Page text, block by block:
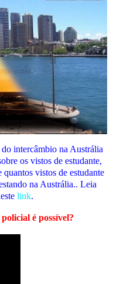
intercâmbio na Austrália
os vistos de estudante,
vistos de estudante
na Austrália.. Leia
link.
é possível?